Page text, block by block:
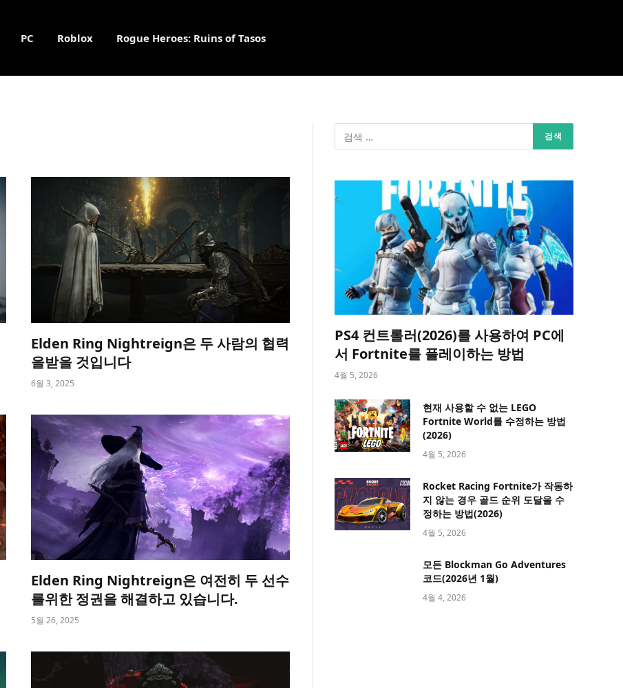
PC Roblox Rogue Heroes: Ruins of Tasos
Elden Ring Nightreign은 두 사람의 협력
을받을 것입니다
6월 3, 2025
Elden Ring Nightreign은 여전히 ​​두 선수
를위한 정권을 해결하고 있습니다.
5월 26, 2025
PS4 컨트롤러(2026)를 사용하여 PC에
서 Fortnite를 플레이하는 방법
4월 5, 2026
현재 사용할 수 없는 LEGO
Fortnite World를 수정하는 방법
(2026)
4월 5, 2026
Rocket Racing Fortnite가 작동하
지 않는 경우 골드 순위 도달을 수
정하는 방법(2026)
4월 5, 2026
모든 Blockman Go Adventures
코드(2026년 1월)
4월 4, 2026